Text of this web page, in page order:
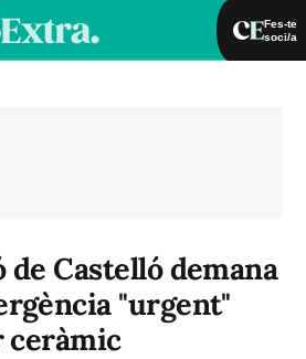
Fes-te
soci/a
Castelló demana
"urgent"
ceràmic